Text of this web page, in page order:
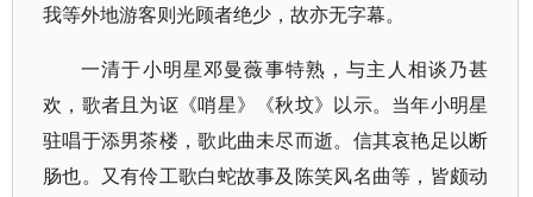
我等外地游客则光顾者绝少，故亦无字幕。
一清于小明星邓曼薇事特熟，与主人相谈乃甚
欢，歌者且为讴《哨星》《秋坟》以示。当年小明星
驻唱于添男茶楼，歌此曲未尽而逝。信其哀艳足以断
肠也。又有伶工歌白蛇故事及陈笑风名曲等，皆颇动